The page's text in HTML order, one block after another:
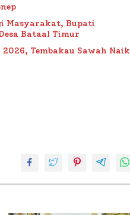
Masyarakat, Bupati
Bataal Timur
Tembakau Sawah Naik